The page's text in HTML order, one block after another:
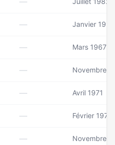
— Janvier 1992
— Mars 1967
— Novembre
— Avril 1971
— Février 1979
— Novembre